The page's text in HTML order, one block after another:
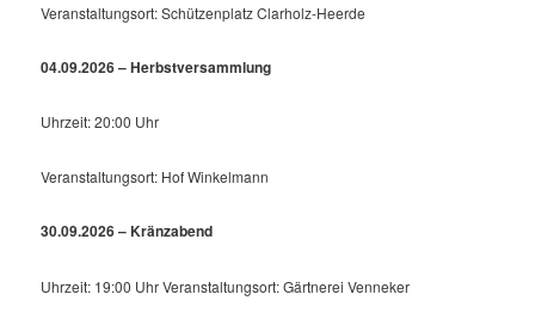
Veranstaltungsort: Schützenplatz Clarholz-Heerde
04.09.2026 – Herbstversammlung
Uhrzeit: 20:00 Uhr
Veranstaltungsort: Hof Winkelmann
30.09.2026 – Kränzabend
Uhrzeit: 19:00 Uhr Veranstaltungsort: Gärtnerei Venneker